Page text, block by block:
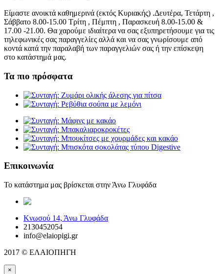
Είμαστε ανοικτά καθημερινά (εκτός Κυριακής) .Δευτέρα, Τετάρτη ,
Σάββατο 8.00-15.00 Τρίτη , Πέμπτη , Παρασκευή 8.00-15.00 &
17.00 -21.00. Θα χαρούμε ιδιαίτερα να σας εξυπηρετήσουμε για τις
τηλεφωνικές σας παραγγελίες αλλά και να σας γνωρίσουμε από
κοντά κατά την παραλαβή των παραγγελιών σας ή την επίσκεψη
στο κατάστημά μας.
Τα πιο πρόσφατα
Επικοινωνία
Το κατάστημα μας βρίσκεται στην Άνω Γλυφάδα
Κνωσού 14, Άνω Γλυφάδα
2130452054
info@elaiopigi.gr
2017 © ΕΛΑΙΟΠΗΓΗ
×